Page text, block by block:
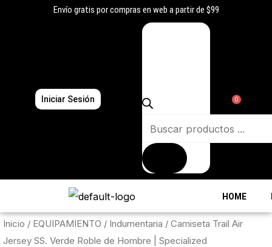
Envío gratis por compras en web a partir de $99
Iniciar Sesión
Búsqueda
0
HOME
Inicio / EQUIPAMIENTO / Indumentaria / Camiseta Trail Air
Jersey SS. Verde Roble de Hombre | Specialized